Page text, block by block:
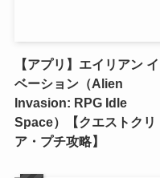
【アプリ】エイリアン
ベーション（Alien
Invasion: RPG Idle
Space）【クエストクリ
ア・プチ攻略】